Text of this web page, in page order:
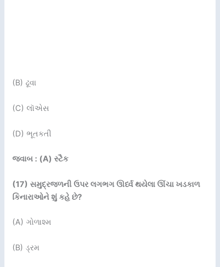
(B) ઢૂવા
(C) લૉએસ
(D) ભૂતકતી
જવાબ : (A) સ્ટૈક
(17) સમુદ્રજળની ઉપર લગભગ ઊર્ધ્વ થયેલા ઊંચા ખડકાળ
કિનારાઓને શું કહે છે?
(A) ગોળાશ્મ
(B) ડ્રમ